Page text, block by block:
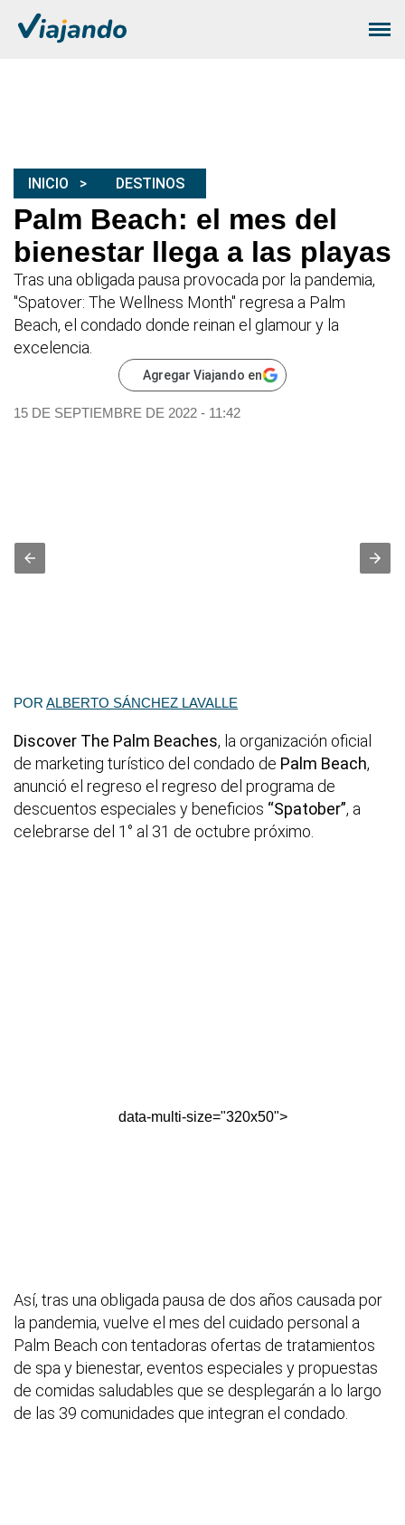
INICIO DESTINOS
Palm Beach: el mes del
bienestar llega a las playas
Tras una obligada pausa provocada por la pandemia,
"Spatover: The Wellness Month" regresa a Palm
Beach, el condado donde reinan el glamour y la
excelencia.
Agregar Viajando en
15 DE SEPTIEMBRE DE 2022 - 11:42
POR ALBERTO SÁNCHEZ LAVALLE
Discover The Palm Beaches, la organización oficial
de marketing turístico del condado de Palm Beach,
anunció el regreso el regreso del programa de
descuentos especiales y beneficios “Spatober”, a
celebrarse del 1° al 31 de octubre próximo.
data-multi-size="320x50">
Así, tras una obligada pausa de dos años causada por
la pandemia, vuelve el mes del cuidado personal a
Palm Beach con tentadoras ofertas de tratamientos
de spa y bienestar, eventos especiales y propuestas
de comidas saludables que se desplegarán a lo largo
de las 39 comunidades que integran el condado.